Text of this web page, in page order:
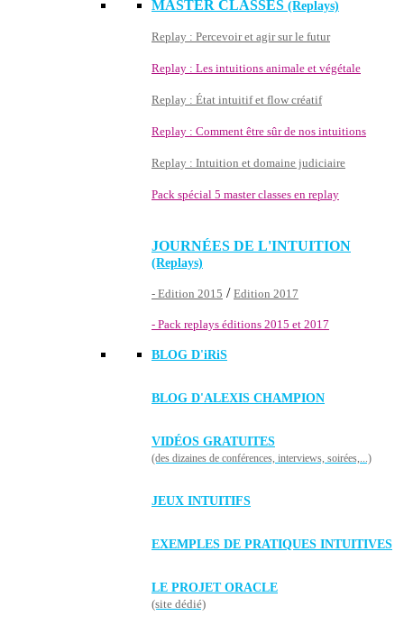
MASTER CLASSES (Replays)
Replay : Percevoir et agir sur le futur
Replay : Les intuitions animale et végétale
Replay : État intuitif et flow créatif
Replay : Comment être sûr de nos intuitions
Replay : Intuition et domaine judiciaire
Pack spécial 5 master classes en replay
JOURNÉES DE L'INTUITION
(Replays)
- Edition 2015 / Edition 2017
- Pack replays éditions 2015 et 2017
BLOG D'iRiS
BLOG D'ALEXIS CHAMPION
VIDÉOS GRATUITES
(des dizaines de conférences, interviews, soirées,...)
JEUX INTUITIFS
EXEMPLES DE PRATIQUES INTUITIVES
LE PROJET ORACLE
(site dédié)